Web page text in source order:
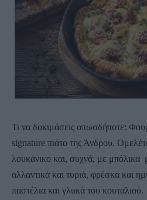
Τι να δοκιμάσεις οπωσδήποτε:
signature πιάτο της Άνδρου.
λουκάνικο και, συχνά, με μπόλικα
αλλαντικά και τυριά, φρέσκα και
παστέλια και γλυκά του κουταλιού.